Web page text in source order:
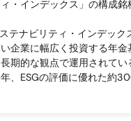
・インデックス」の構成銘
ステナビリティ・インデック
企業に幅広く投資する年金
期的な観点で運用されてい
、ESGの評価に優れた約